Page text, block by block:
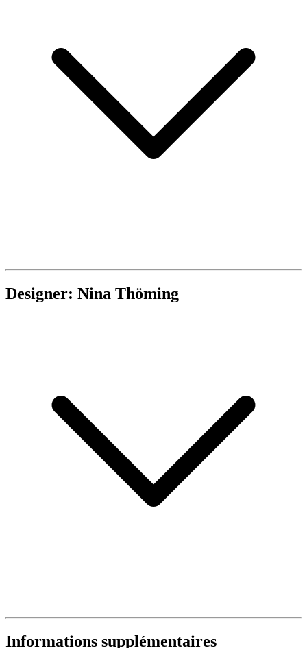
Designer: Nina Thöming
Informations supplémentaires